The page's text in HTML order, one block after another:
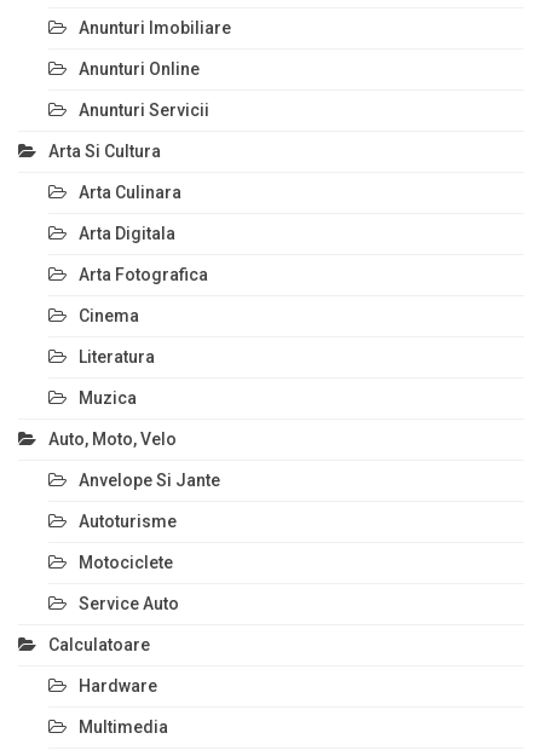
Anunturi Imobiliare
Anunturi Online
Anunturi Servicii
Arta Si Cultura
Arta Culinara
Arta Digitala
Arta Fotografica
Cinema
Literatura
Muzica
Auto, Moto, Velo
Anvelope Si Jante
Autoturisme
Motociclete
Service Auto
Calculatoare
Hardware
Multimedia